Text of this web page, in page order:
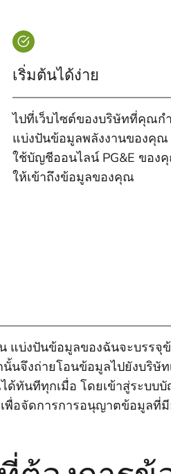
เริ่มต้นได้ง่าย
ไปที่เว็บไซต์ของบริษัทที่คุณกํ
แบ่งปันข้อมูลพลังงานของคุณ
ใช้บัญชีออนไลน์ PG&E ของ
ให้เข้าถึงข้อมูลของคุณ
แบ่งปันข้อมูลของฉันจะบรรจุ
นจึงถ่ายโอนข้อมูลไปยังบริษั
ทันทีทุกเมื่อ โดยเข้าสู่ระบบ
พื่อจัดการการอนุญาตข้อมูลที่